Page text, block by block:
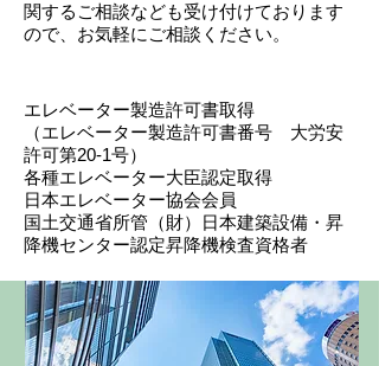
関するご相談なども受け付けております
ので、お気軽にご相談ください。
エレベーター製造許可書取得
（エレベーター製造許可書番号 大労安
許可第20-1号）
各種エレベーター大臣認定取得
日本エレベーター協会会員
​国土交通省所管（財）日本建築設備・昇
降機センター認定昇降機検査資格者